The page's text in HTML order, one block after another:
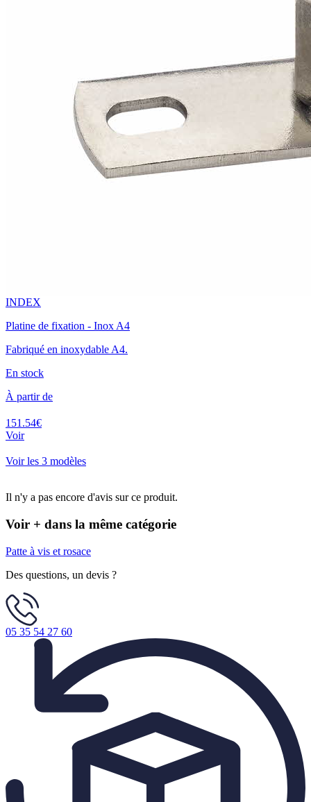
INDEX
Platine de fixation - Inox A4
Fabriqué en inoxydable A4.
En stock
À partir de
151.54€
Voir
Voir les 3 modèles
Il n'y a pas encore d'avis sur ce produit.
Voir + dans la même catégorie
Patte à vis et rosace
Des questions, un devis ?
05 35 54 27 60